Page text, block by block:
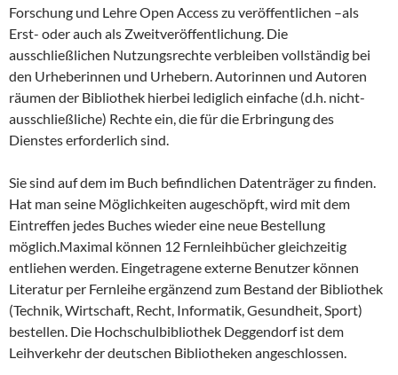
Forschung und Lehre Open Access zu veröffentlichen –als
Erst- oder auch als Zweitveröffentlichung. Die
ausschließlichen Nutzungsrechte verbleiben vollständig bei
den Urheberinnen und Urhebern. Autorinnen und Autoren
räumen der Bibliothek hierbei lediglich einfache (d.h. nicht-
ausschließliche) Rechte ein, die für die Erbringung des
Dienstes erforderlich sind.
Sie sind auf dem im Buch befindlichen Datenträger zu finden.
Hat man seine Möglichkeiten augeschöpft, wird mit dem
Eintreffen jedes Buches wieder eine neue Bestellung
möglich.Maximal können 12 Fernleihbücher gleichzeitig
entliehen werden. Eingetragene externe Benutzer können
Literatur per Fernleihe ergänzend zum Bestand der Bibliothek
(Technik, Wirtschaft, Recht, Informatik, Gesundheit, Sport)
bestellen. Die Hochschulbibliothek Deggendorf ist dem
Leihverkehr der deutschen Bibliotheken angeschlossen.